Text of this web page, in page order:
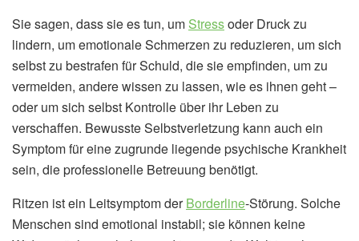
Sie sagen, dass sie es tun, um Stressoder Druck zu
lindern, um emotionale Schmerzen zu reduzieren, um sich
selbst zu bestrafen für Schuld, die sie empfinden, um zu
vermeiden, andere wissen zu lassen, wie es ihnen geht –
oder um sich selbst Kontrolle über ihr Leben zu
verschaffen. Bewusste Selbstverletzung kann auch ein
Symptom für eine zugrunde liegende psychische Krankheit
sein, die professionelle Betreuung benötigt.
Ritzen ist ein Leitsymptom derBorderline-Störung. Solche
Menschen sind emotional instabil; sie können keine